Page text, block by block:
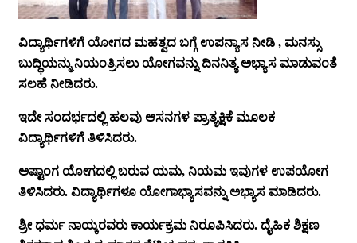
ವಿದ್ಯಾರ್ಥಿಗಳಿಗೆ ಯೋಗದ ಮಹತ್ವದ ಬಗ್ಗೆ ಉಪನ್ಯಾಸ ನೀಡಿ , ಮನಸ್ಸು
ಬುದ್ಧಿಯನ್ಮು ನಿಯಂತ್ರಿಸಲು ಯೋಗವನ್ನು ದಿನನಿತ್ಯ ಅಭ್ಯಾಸ ಮಾಡುವಂತೆ
ಸಲಹೆ ನೀಡಿದರು.
ಇದೇ ಸಂದರ್ಭದಲ್ಲಿ ಹಲವು ಆಸನಗಳ ಪ್ರಾತ್ಯಕ್ಷಿಕೆ ಮೂಲಕ
ವಿದ್ಯಾರ್ಥಿಗಳಿಗೆ ತಿಳಿಸಿದರು.
ಅಷ್ಟಾಂಗ ಯೋಗದಲ್ಲಿ ಬರುವ ಯಮ, ನಿಯಮ ಇವುಗಳ ಉಪಯೋಗ
ತಿಳಿಸಿದರು. ವಿದ್ಯಾರ್ಥಿಗಳೂ ಯೋಗಾಭ್ಯಾಸವನ್ನು ಅಭ್ಯಾಸ ಮಾಡಿದರು.
ಶ್ರೀ ಧರ್ಮ ನಾಯ್ಕರವರು ಕಾರ್ಯಕ್ರಮ ನಿರೂಪಿಸಿದರು. ದೈಹಿಕ ಶಿಕ್ಷಣ